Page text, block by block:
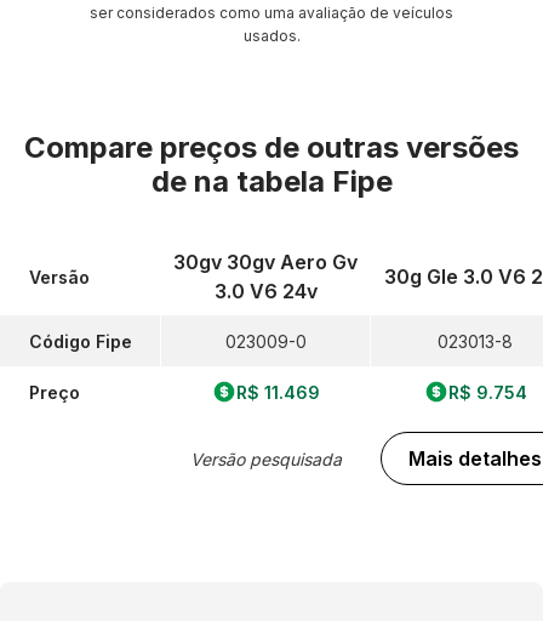
ser considerados como uma avaliação de veículos
usados.
Compare preços de outras versões
de na tabela Fipe
Versão
Código Fipe
Preço
30gv 30gv Aero Gv
3.0 V6 24v
023009-0
R$ 11.469
Versão pesquisada
30g Gle 3.0 V6
023013-8
R$ 9.754
Mais detalhes